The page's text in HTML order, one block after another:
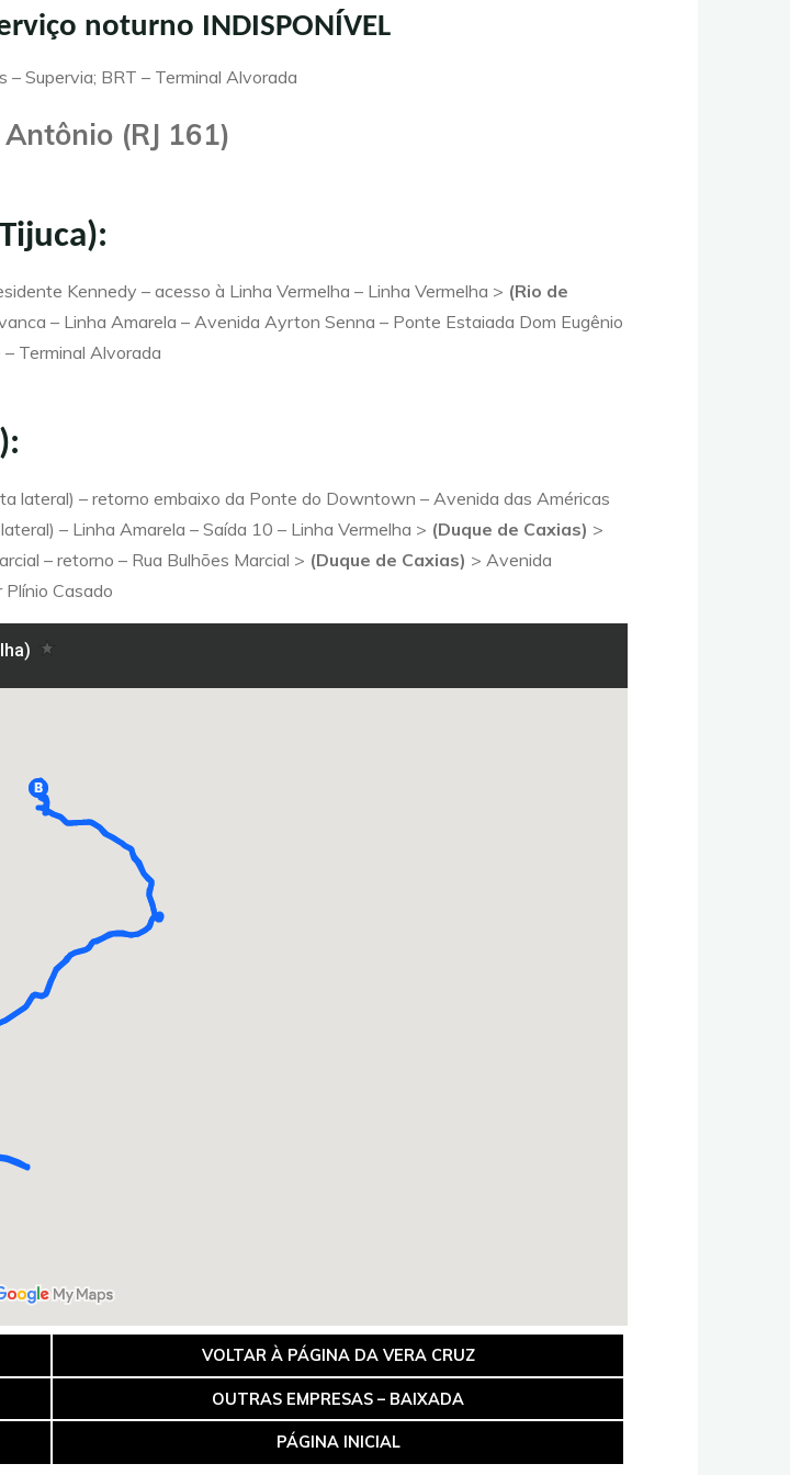
noturno INDISPONÍVEL
Supervia; BRT – Terminal Alvorada
(RJ 161)
Kennedy – acesso à Linha Vermelha – Linha Vermelha > (Rio de
– Linha Amarela – Avenida Ayrton Senna – Ponte Estaiada Dom Eugênio
Terminal Alvorada
lateral) – retorno embaixo da Ponte do Downtown – Avenida das Américas
– Linha Amarela – Saída 10 – Linha Vermelha > (Duque de Caxias) >
– retorno – Rua Bulhões Marcial > (Duque de Caxias) > Avenida
Casado
VOLTAR À PÁGINA DA VERA CRUZ
OUTRAS EMPRESAS – BAIXADA
PÁGINA INICIAL